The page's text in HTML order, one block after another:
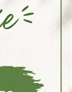
Richiedi